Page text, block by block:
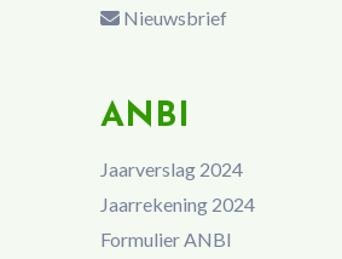
Nieuwsbrief
ANBI
Jaarverslag 2024
Jaarrekening 2024
Formulier ANBI